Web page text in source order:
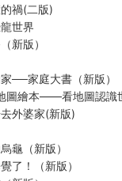
禍(二版)
世界
新版）
──家庭大書（新版）
圖繪本――看地圖認識
外婆家(新版)
龜（新版）
了！（新版）